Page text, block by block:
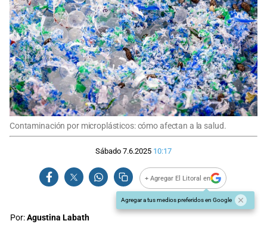
Contaminación por microplásticos: cómo afectan a la salud.
Sábado 7.6.2025 10:17
+ Agregar El Litoral en
Agregar a tus medios preferidos en Google
Por:Agustina Labath